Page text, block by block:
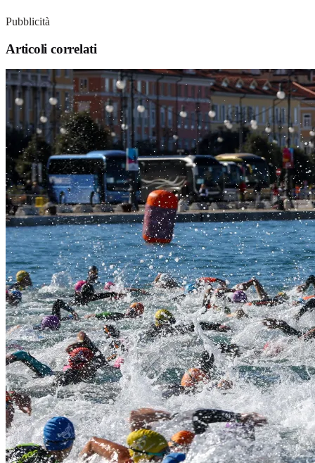
Pubblicità
Articoli correlati